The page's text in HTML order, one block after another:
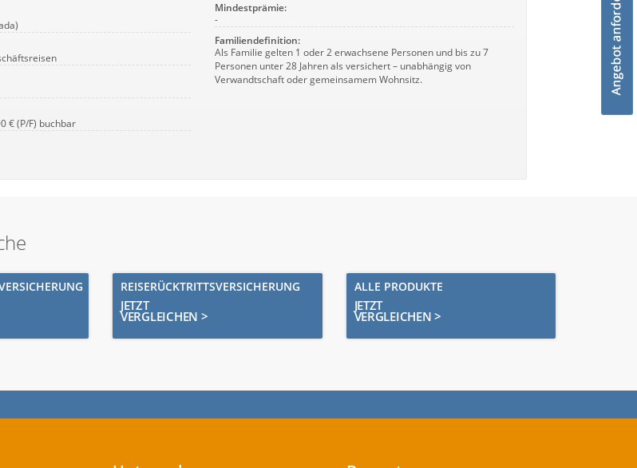
€ (P/F) buchbar
Mindestprämie:
-
Familiendefinition:
Als Familie gelten 1 oder 2 erwachsene Personen und bis zu 7
Personen unter 28 Jahren als versichert – unabhängig von
Verwandtschaft oder gemeinsamem Wohnsitz.
REISERÜCKTRITTSVERSICHERUNG
JETZT
VERGLEICHEN >
ALLE PRODUKTE
JETZT
VERGLEICHEN >